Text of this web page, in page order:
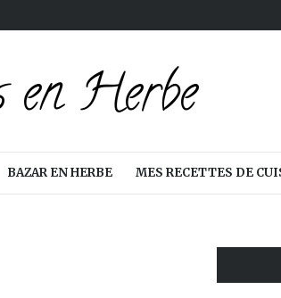
BAZAR EN HERBE MES RECETTES DE